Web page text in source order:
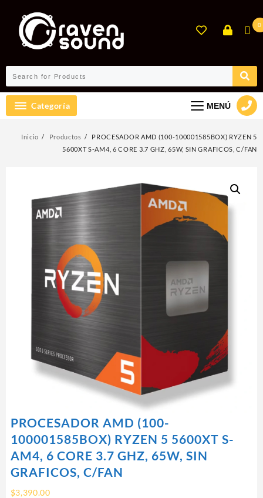
contenido
0
Categoría MENÚ
Inicio Productos
PROCESADOR AMD (100-100001585BOX) RYZEN 5
5600XT S-AM4, 6 CORE 3.7 GHZ, 65W, SIN GRAFICOS, C/FAN
PROCESADOR AMD (100-
100001585BOX) RYZEN 5 5600XT S-
AM4, 6 CORE 3.7 GHZ, 65W, SIN
GRAFICOS, C/FAN
$3,390.00